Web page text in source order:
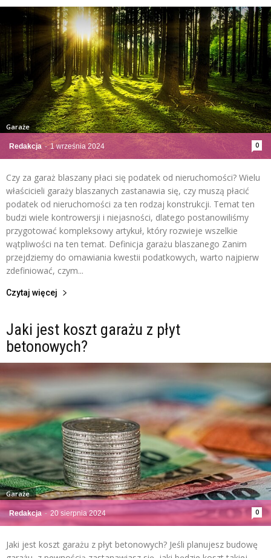
Redakcja - 1 września 2024 0
Garaże
Czy za garaż blaszany płaci się podatek od nieruchomości? Wielu
właścicieli garaży blaszanych zastanawia się, czy muszą płacić
podatek od nieruchomości za ten rodzaj konstrukcji. Temat ten
budzi wiele kontrowersji i niejasności, dlatego postanowiliśmy
przygotować kompleksowy artykuł, który rozwieje wszelkie
wątpliwości na ten temat. Definicja garażu blaszanego Zanim
przejdziemy do omawiania kwestii podatkowych, warto najpierw
zdefiniować, czym...
Czytaj więcej
Jaki jest koszt garażu z płyt
betonowych?
Redakcja - 20 sierpnia 2024 0
Garaże
Jaki jest koszt garażu z płyt betonowych? Jeśli planujesz budowę